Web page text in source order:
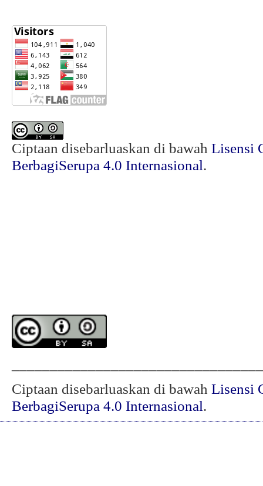
Ciptaan disebarluaskan di bawah Lisensi
BerbagiSerupa 4.0 Internasional.
Ciptaan disebarluaskan di bawah Lisensi
BerbagiSerupa 4.0 Internasional.